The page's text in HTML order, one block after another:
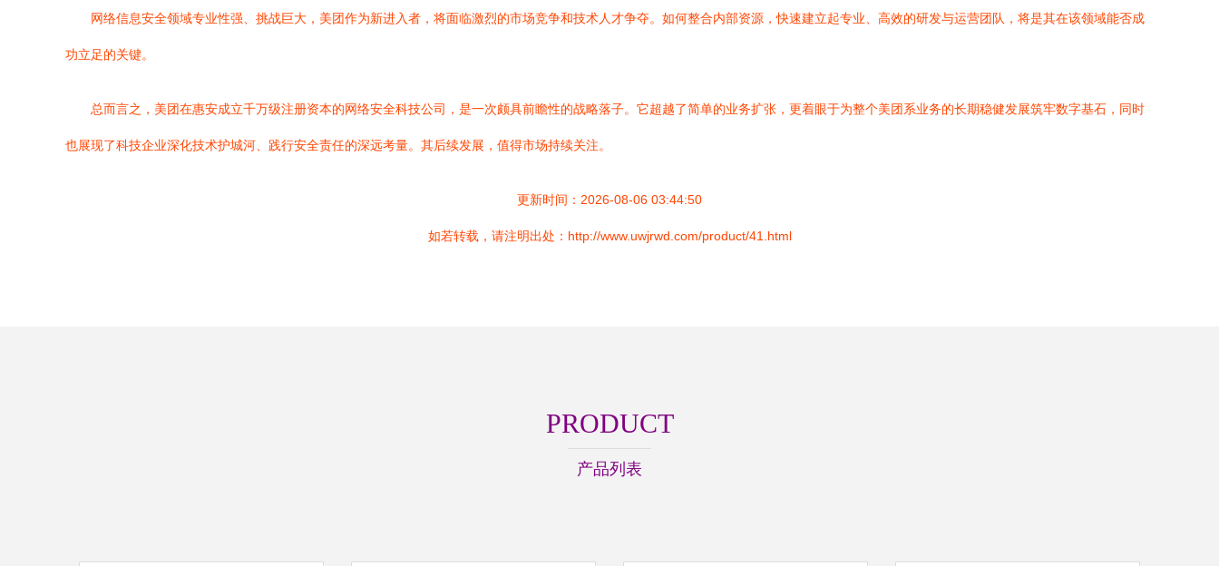
网络信息安全领域专业性强、挑战巨大，美团作为新进入者，将面临激烈的市场竞争和技术人才争夺。如何整合内部资源，快速建立起专业、高效的研发与运营团队，将是其在该领域能否成
功立足的关键。
总而言之，美团在惠安成立千万级注册资本的网络安全科技公司，是一次颇具前瞻性的战略落子。它超越了简单的业务扩张，更着眼于为整个美团系业务的长期稳健发展筑牢数字基石，同时
也展现了科技企业深化技术护城河、践行安全责任的深远考量。其后续发展，值得市场持续关注。
更新时间：2026-08-06 03:44:50
如若转载，请注明出处：http://www.uwjrwd.com/product/41.html
PRODUCT
产品列表